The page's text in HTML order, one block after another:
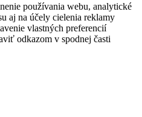
používania webu, analytické
aj na účely cielenia reklamy
vlastných preferencií
odkazom v spodnej časti